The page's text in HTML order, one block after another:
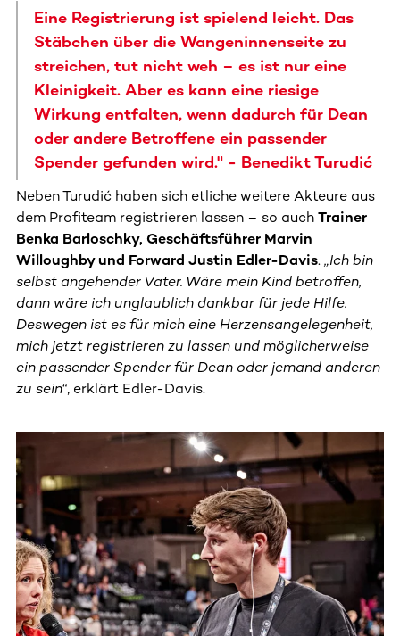
Eine Registrierung ist spielend leicht. Das
Stäbchen über die Wangeninnenseite zu
streichen, tut nicht weh – es ist nur eine
Kleinigkeit. Aber es kann eine riesige
Wirkung entfalten, wenn dadurch für Dean
oder andere Betroffene ein passender
Spender gefunden wird." - Benedikt Turudić
Neben Turudić haben sich etliche weitere Akteure aus
dem Profiteam registrieren lassen – so auch Trainer
Benka Barloschky, Geschäftsführer Marvin
Willoughby und Forward Justin Edler-Davis. „Ich bin
selbst angehender Vater. Wäre mein Kind betroffen,
dann wäre ich unglaublich dankbar für jede Hilfe.
Deswegen ist es für mich eine Herzensangelegenheit,
mich jetzt registrieren zu lassen und möglicherweise
ein passender Spender für Dean oder jemand anderen
zu sein“, erklärt Edler-Davis.